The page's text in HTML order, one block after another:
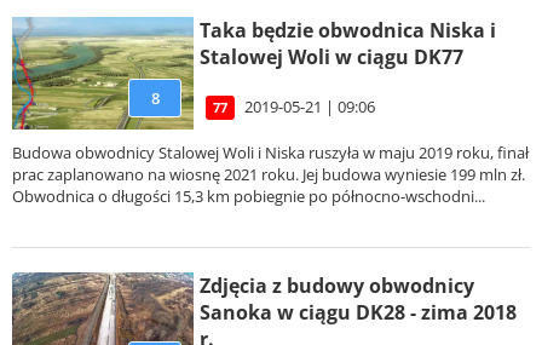
8
Taka będzie obwodnica Niska i
Stalowej Woli w ciągu DK77
77 2019-05-21 | 09:06
Budowa obwodnicy Stalowej Woli i Niska ruszyła w maju 2019 roku, finał
prac zaplanowano na wiosnę 2021 roku. Jej budowa wyniesie 199 mln zł.
Obwodnica o długości 15,3 km pobiegnie po północno-wschodni...
Zdjęcia z budowy obwodnicy
Sanoka w ciągu DK28 - zima 2018
r.